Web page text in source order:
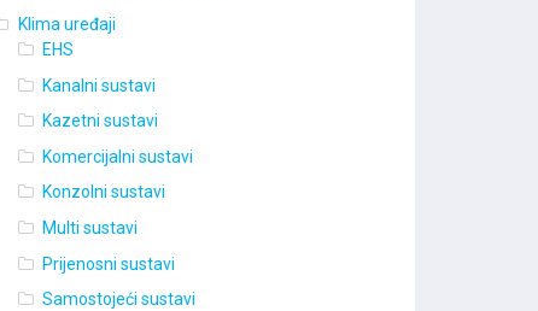
Klima uređaji
EHS
Kanalni sustavi
Kazetni sustavi
Komercijalni sustavi
Konzolni sustavi
Multi sustavi
Prijenosni sustavi
Samostojeći sustavi